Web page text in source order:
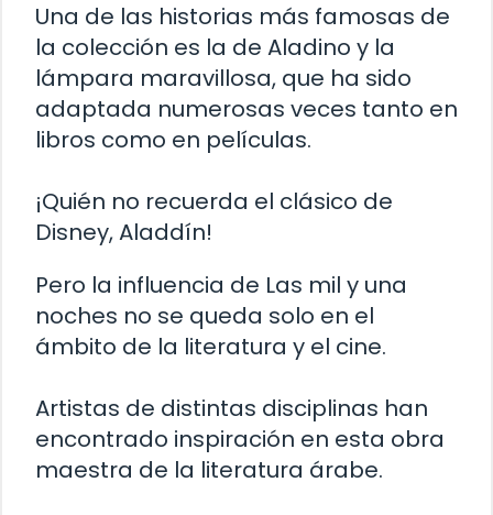
Una de las historias más famosas de
la colección es la de Aladino y la
lámpara maravillosa, que ha sido
adaptada numerosas veces tanto en
libros como en películas.
¡Quién no recuerda el clásico de
Disney, Aladdín!
Pero la influencia de Las mil y una
noches no se queda solo en el
ámbito de la literatura y el cine.
Artistas de distintas disciplinas han
encontrado inspiración en esta obra
maestra de la literatura árabe.